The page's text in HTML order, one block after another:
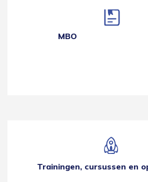
MBO
Trainingen, cursussen en